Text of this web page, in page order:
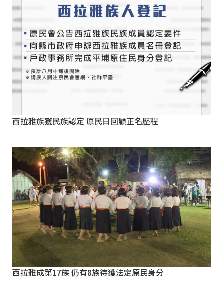
西拉雅族獲民族認定 原民日回顧正名歷程
西拉雅成第17族 仍有8族待獲法定原民身分